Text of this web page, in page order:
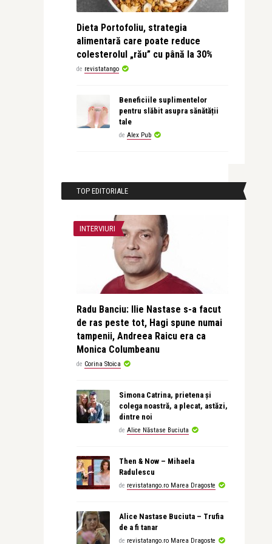
Dieta Portofoliu, strategia
alimentară care poate reduce
colesterolul „rău” cu până la 30%
de revistatango
Beneficiile suplimentelor
pentru slăbit asupra sănătății
tale
de Alex Pub
TOP EDITORIALE
INTERVIURI
Radu Banciu: Ilie Nastase s-a facut
de ras peste tot, Hagi spune numai
tampenii, Andreea Raicu era ca
Monica Columbeanu
de Corina Stoica
Simona Catrina, prietena și
colega noastră, a plecat, astăzi,
dintre noi
de Alice Năstase Buciuta
Then & Now – Mihaela
Radulescu
de revistatango.ro Marea Dragoste
Alice Nastase Buciuta – Trufia
de a fi tanar
de revistatango.ro Marea Dragoste